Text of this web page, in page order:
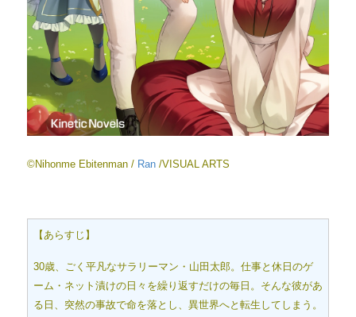
©Nihonme Ebitenman / Ran /VISUAL ARTS
【あらすじ】
30歳、ごく平凡なサラリーマン・山田太郎。仕事と休日のゲ
ーム・ネット漬けの日々を繰り返すだけの毎日。そんな彼があ
る日、突然の事故で命を落とし、異世界へと転生してしまう。